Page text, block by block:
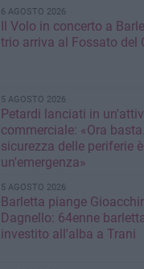
6 AGOSTO 2026
Il Volo in concerto a
trio arriva al Fossato del
5 AGOSTO 2026
Petardi lanciati in
commerciale: «Ora
sicurezza delle periferie è
un'emergenza»
5 AGOSTO 2026
Barletta piange
Dagnello: 64enne
investito all'alba a Trani